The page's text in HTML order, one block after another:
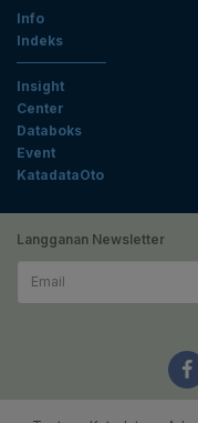
Info
Indeks
Insight
Center
Databoks
Event
KatadataOto
Langganan Newsletter